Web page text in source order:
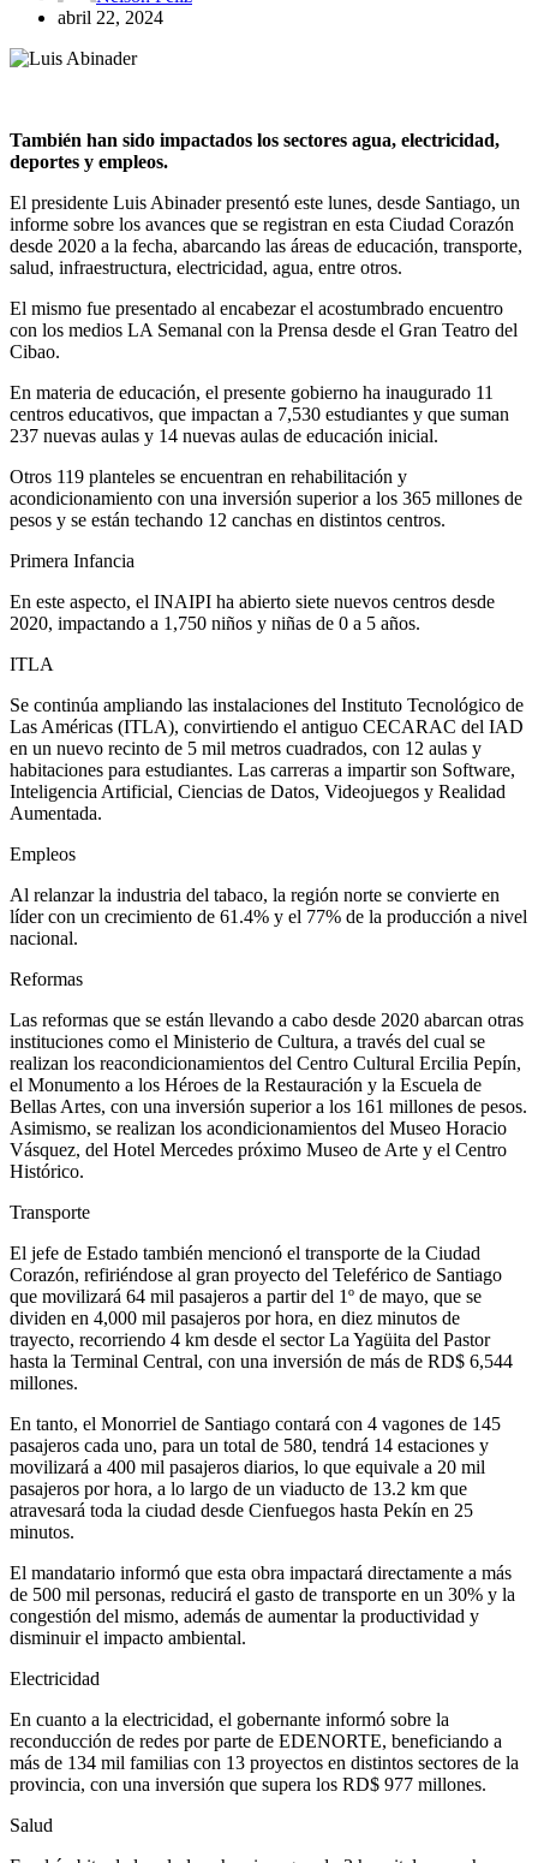
abril 22, 2024
También han sido impactados los sectores agua, electricidad,
deportes y empleos.
El presidente Luis Abinader presentó este lunes, desde Santiago, un
informe sobre los avances que se registran en esta Ciudad Corazón
desde 2020 a la fecha, abarcando las áreas de educación, transporte,
salud, infraestructura, electricidad, agua, entre otros.
El mismo fue presentado al encabezar el acostumbrado encuentro
con los medios LA Semanal con la Prensa desde el Gran Teatro del
Cibao.
En materia de educación, el presente gobierno ha inaugurado 11
centros educativos, que impactan a 7,530 estudiantes y que suman
237 nuevas aulas y 14 nuevas aulas de educación inicial.
Otros 119 planteles se encuentran en rehabilitación y
acondicionamiento con una inversión superior a los 365 millones de
pesos y se están techando 12 canchas en distintos centros.
Primera Infancia
En este aspecto, el INAIPI ha abierto siete nuevos centros desde
2020, impactando a 1,750 niños y niñas de 0 a 5 años.
ITLA
Se continúa ampliando las instalaciones del Instituto Tecnológico de
Las Américas (ITLA), convirtiendo el antiguo CECARAC del IAD
en un nuevo recinto de 5 mil metros cuadrados, con 12 aulas y
habitaciones para estudiantes. Las carreras a impartir son Software,
Inteligencia Artificial, Ciencias de Datos, Videojuegos y Realidad
Aumentada.
Empleos
Al relanzar la industria del tabaco, la región norte se convierte en
líder con un crecimiento de 61.4% y el 77% de la producción a nivel
nacional.
Reformas
Las reformas que se están llevando a cabo desde 2020 abarcan otras
instituciones como el Ministerio de Cultura, a través del cual se
realizan los reacondicionamientos del Centro Cultural Ercilia Pepín,
el Monumento a los Héroes de la Restauración y la Escuela de
Bellas Artes, con una inversión superior a los 161 millones de pesos.
Asimismo, se realizan los acondicionamientos del Museo Horacio
Vásquez, del Hotel Mercedes próximo Museo de Arte y el Centro
Histórico.
Transporte
El jefe de Estado también mencionó el transporte de la Ciudad
Corazón, refiriéndose al gran proyecto del Teleférico de Santiago
que movilizará 64 mil pasajeros a partir del 1º de mayo, que se
dividen en 4,000 mil pasajeros por hora, en diez minutos de
trayecto, recorriendo 4 km desde el sector La Yagüita del Pastor
hasta la Terminal Central, con una inversión de más de RD$ 6,544
millones.
En tanto, el Monorriel de Santiago contará con 4 vagones de 145
pasajeros cada uno, para un total de 580, tendrá 14 estaciones y
movilizará a 400 mil pasajeros diarios, lo que equivale a 20 mil
pasajeros por hora, a lo largo de un viaducto de 13.2 km que
atravesará toda la ciudad desde Cienfuegos hasta Pekín en 25
minutos.
El mandatario informó que esta obra impactará directamente a más
de 500 mil personas, reducirá el gasto de transporte en un 30% y la
congestión del mismo, además de aumentar la productividad y
disminuir el impacto ambiental.
Electricidad
En cuanto a la electricidad, el gobernante informó sobre la
reconducción de redes por parte de EDENORTE, beneficiando a
más de 134 mil familias con 13 proyectos en distintos sectores de la
provincia, con una inversión que supera los RD$ 977 millones.
Salud